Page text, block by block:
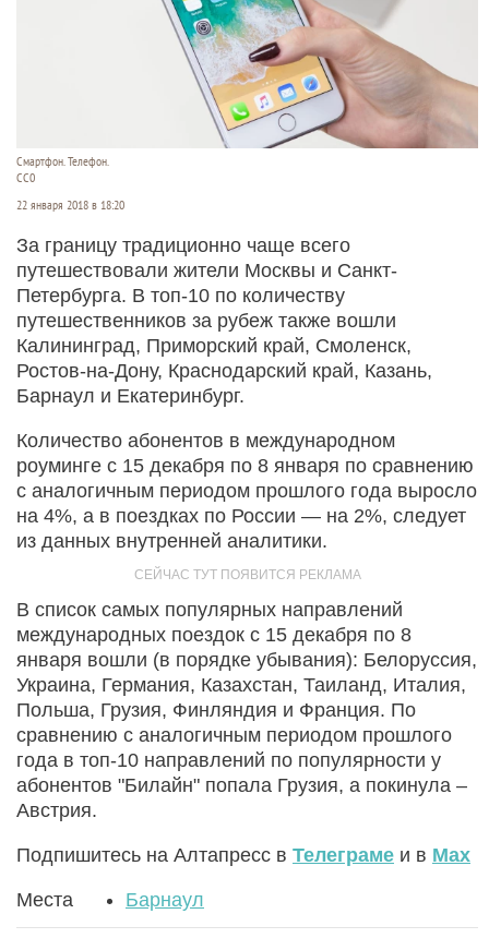
Смартфон. Телефон.
СС0
22 января 2018 в 18:20
За границу традиционно чаще всего
путешествовали жители Москвы и Санкт-
Петербурга. В топ-10 по количеству
путешественников за рубеж также вошли
Калининград, Приморский край, Смоленск,
Ростов-на-Дону, Краснодарский край, Казань,
Барнаул и Екатеринбург.
Количество абонентов в международном
роуминге с 15 декабря по 8 января по сравнению
с аналогичным периодом прошлого года выросло
на 4%, а в поездках по России — на 2%, следует
из данных внутренней аналитики.
В список самых популярных направлений
международных поездок с 15 декабря по 8
января вошли (в порядке убывания): Белоруссия,
Украина, Германия, Казахстан, Таиланд, Италия,
Польша, Грузия, Финляндия и Франция. По
сравнению с аналогичным периодом прошлого
года в топ-10 направлений по популярности у
абонентов "Билайн" попала Грузия, а покинула –
Австрия.
Подпишитесь на Алтапресс в Телеграме и в Max
Места Барнаул